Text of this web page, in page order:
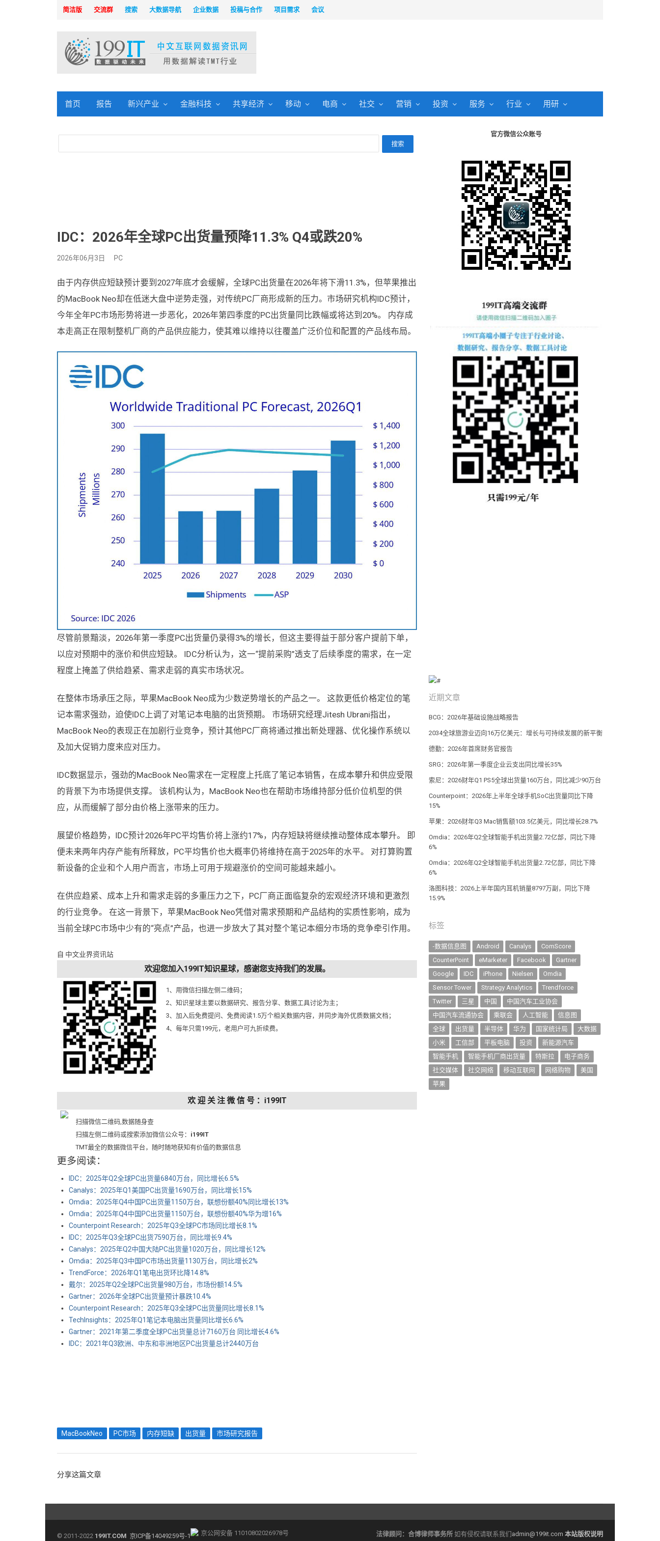
简洁版 交流群 搜索 大数据导航 企业数据 投稿与合作 项目需求 会议
首页 报告 新兴产业 金融科技 共享经济 移动 电商 社交 营销 投资 服务 行业 用研
IDC：2026年全球PC出货量预降11.3% Q4或跌20%
2026年06月3日 PC
由于内存供应短缺预计要到2027年底才会缓解，全球PC出货量在2026年将下滑11.3%，但苹果推出
的MacBook Neo却在低迷大盘中逆势走强，对传统PC厂商形成新的压力。市场研究机构IDC预计，
今年全年PC市场形势将进一步恶化，2026年第四季度的PC出货量同比跌幅或将达到20%。 内存成
本走高正在限制整机厂商的产品供应能力，使其难以维持以往覆盖广泛价位和配置的产品线布局。
尽管前景黯淡，2026年第一季度PC出货量仍录得3%的增长，但这主要得益于部分客户提前下单，
以应对预期中的涨价和供应短缺。 IDC分析认为，这一“提前采购”透支了后续季度的需求，在一定
程度上掩盖了供给趋紧、需求走弱的真实市场状况。
在整体市场承压之际，苹果MacBook Neo成为少数逆势增长的产品之一。 这款更低价格定位的笔
记本需求强劲，迫使IDC上调了对笔记本电脑的出货预期。 市场研究经理Jitesh Ubrani指出，
MacBook Neo的表现正在加剧行业竞争，预计其他PC厂商将通过推出新处理器、优化操作系统以
及加大促销力度来应对压力。
IDC数据显示，强劲的MacBook Neo需求在一定程度上托底了笔记本销售，在成本攀升和供应受限
的背景下为市场提供支撑。 该机构认为，MacBook Neo也在帮助市场维持部分低价位机型的供
应，从而缓解了部分由价格上涨带来的压力。
展望价格趋势，IDC预计2026年PC平均售价将上涨约17%，内存短缺将继续推动整体成本攀升。 即
便未来两年内存产能有所释放，PC平均售价也大概率仍将维持在高于2025年的水平。 对打算购置
新设备的企业和个人用户而言，市场上可用于规避涨价的空间可能越来越小。
在供应趋紧、成本上升和需求走弱的多重压力之下，PC厂商正面临复杂的宏观经济环境和更激烈
的行业竞争。 在这一背景下，苹果MacBook Neo凭借对需求预期和产品结构的实质性影响，成为
当前全球PC市场中少有的“亮点”产品，也进一步放大了其对整个笔记本细分市场的竞争牵引作用。
自 中文业界资讯站
欢迎您加入199IT知识星球，感谢您支持我们的发展。
1、用微信扫描左侧二维码；
2、知识星球主要以数据研究、报告分享、数据工具讨论为主；
3、加入后免费提问、免费阅读1.5万个相关数据内容，并同步海外优质数据文档；
4、每年只需199元，老用户可九折续费。
欢 迎 关 注 微 信 号 ：i199IT
扫描微信二维码,数据随身查
扫描左侧二维码或搜索添加微信公众号： i199IT
TMT最全的数据微信平台，随时随地获知有价值的数据信息
更多阅读：
IDC：2025年Q2全球PC出货量6840万台，同比增长6.5%
Canalys：2025年Q1美国PC出货量1690万台，同比增长15%
Omdia：2025年Q4中国PC出货量1150万台，联想份额40%同比增长13%
Omdia：2025年Q4中国PC出货量1150万台，联想份额40%华为增16%
Counterpoint Research：2025年Q3全球PC市场同比增长8.1%
IDC：2025年Q3全球PC出货7590万台，同比增长9.4%
Canalys：2025年Q2中国大陆PC出货量1020万台，同比增长12%
Omdia：2025年Q3中国PC市场出货量1130万台，同比增长2%
TrendForce：2026年Q1笔电出货环比降14.8%
戴尔：2025年Q2全球PC出货量980万台，市场份额14.5%
Gartner：2026年全球PC出货量预计暴跌10.4%
Counterpoint Research：2025年Q3全球PC出货量同比增长8.1%
TechInsights：2025年Q1笔记本电脑出货量同比增长6.6%
Gartner：2021年第二季度全球PC出货量总计7160万台 同比增长4.6%
IDC：2021年Q3欧洲、中东和非洲地区PC出货量总计2440万台
MacBookNeo PC市场 内存短缺 出货量 市场研究报告
分享这篇文章
官方微信公众账号
近期文章
BCG：2026年基础设施战略报告
2034全球旅游业迈向16万亿美元：增长与可持续发展的新平衡
德勤：2026年首席财务官报告
SRG：2026年第一季度企业云支出同比增长35%
索尼：2026财年Q1 PS5全球出货量160万台，同比减少90万台
Counterpoint：2026年上半年全球手机SoC出货量同比下降
15%
苹果：2026财年Q3 Mac销售额103.5亿美元，同比增长28.7%
Omdia：2026年Q2全球智能手机出货量2.72亿部，同比下降
6%
Omdia：2026年Q2全球智能手机出货量2.72亿部，同比下降
6%
洛图科技：2026上半年国内耳机销量8797万副，同比下降
15.9%
标签
-数据信息图 Android Canalys
ComScore
CounterPoint
eMarketer Facebook
Gartner
Google
IDC iPhone Nielsen
Omdia
Sensor Tower
Strategy Analytics
Trendforce
Twitter
三星 中国
中国汽车工业协会
中国汽车流通协会
乘联会 人工智能
信息图
全球
出货量 半导体 华为 国家统计局
大数据
小米
工信部 平板电脑 投资
新能源汽车
智能手机
智能手机厂商出货量 特斯拉
电子商务
社交媒体
社交网络 移动互联网 网络购物
美国
苹果
© 2011-2022 199IT.COM 京ICP备14049259号-1 京公网安备 11010802026978号 法律顾问： 合博律师事务所 如有侵权请联系我们 admin@199it.com 本站版权说明